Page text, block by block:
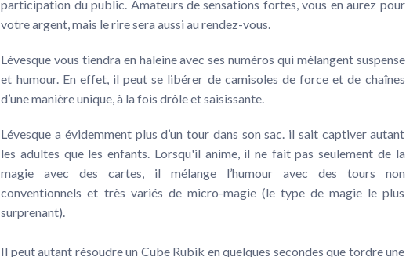
participation du public. Amateurs de sensations fortes, vous en aurez pour
votre argent, mais le rire sera aussi au rendez-vous.
Lévesque vous tiendra en haleine avec ses numéros qui mélangent suspense
et humour. En effet, il peut se libérer de camisoles de force et de chaînes
d’une manière unique, à la fois drôle et saisissante.
Lévesque a évidemment plus d’un tour dans son sac. il sait captiver autant
les adultes que les enfants. Lorsqu'il anime, il ne fait pas seulement de la
magie avec des cartes, il mélange l’humour avec des tours non
conventionnels et très variés de micro-magie (le type de magie le plus
surprenant).
Il peut autant résoudre un Cube Rubik en quelques secondes que tordre une